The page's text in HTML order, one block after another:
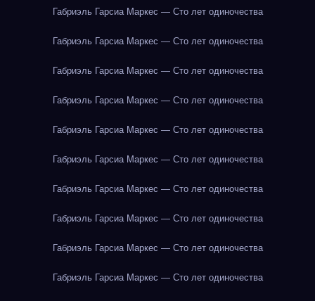
Габриэль Гарсиа Маркес — Сто лет одиночества
Габриэль Гарсиа Маркес — Сто лет одиночества
Габриэль Гарсиа Маркес — Сто лет одиночества
Габриэль Гарсиа Маркес — Сто лет одиночества
Габриэль Гарсиа Маркес — Сто лет одиночества
Габриэль Гарсиа Маркес — Сто лет одиночества
Габриэль Гарсиа Маркес — Сто лет одиночества
Габриэль Гарсиа Маркес — Сто лет одиночества
Габриэль Гарсиа Маркес — Сто лет одиночества
Габриэль Гарсиа Маркес — Сто лет одиночества